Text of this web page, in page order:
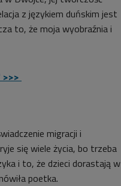
z językiem duńskim jest
to, że moja wyobraźnia i
migracji i
się wiele życia, bo trzeba
i to, że dzieci dorastają w
poetka.